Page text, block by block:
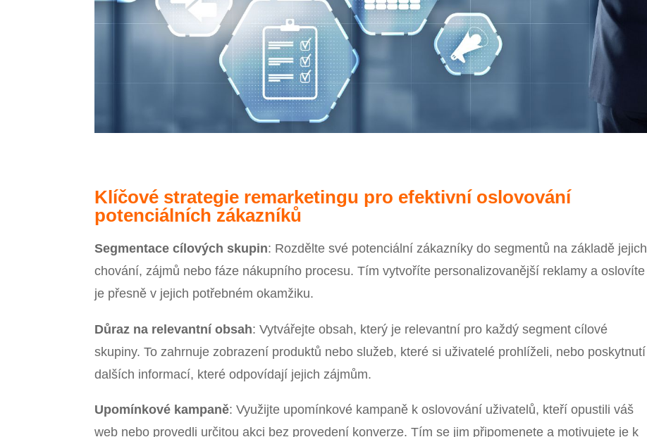
Klíčové strategie remarketingu pro efektivní oslovování
potenciálních zákazníků
Segmentace cílových skupin: Rozdělte své potenciální zákazníky do segmentů na základě jejich
chování, zájmů nebo fáze nákupního procesu. Tím vytvoříte personalizovanější reklamy a oslovíte
je přesně v jejich potřebném okamžiku.
Důraz na relevantní obsah: Vytvářejte obsah, který je relevantní pro každý segment cílové
skupiny. To zahrnuje zobrazení produktů nebo služeb, které si uživatelé prohlíželi, nebo poskytnutí
dalších informací, které odpovídají jejich zájmům.
Upomínkové kampaně: Využijte upomínkové kampaně k oslovování uživatelů, kteří opustili váš
web nebo provedli určitou akci bez provedení konverze. Tím se jim připomenete a motivujete je k